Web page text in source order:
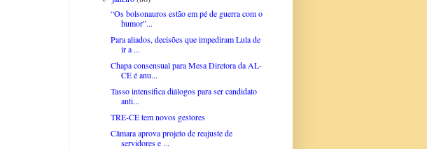
“Os bolsonauros estão em pé de guerra com o
humor”...
Para aliados, decisões que impediram Lula de
ir a ...
Chapa consensual para Mesa Diretora da AL-
CE é anu...
Tasso intensifica diálogos para ser candidato
anti...
TRE-CE tem novos gestores
Câmara aprova projeto de reajuste de
servidores e ...